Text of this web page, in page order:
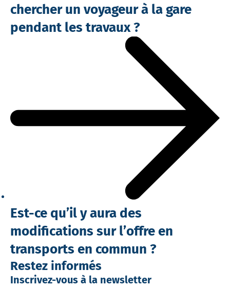
chercher un voyageur à la gare
pendant les travaux ?
Est-ce qu’il y aura des
modifications sur l’offre en
transports en commun ?
Restez informés
Inscrivez-vous à la newsletter